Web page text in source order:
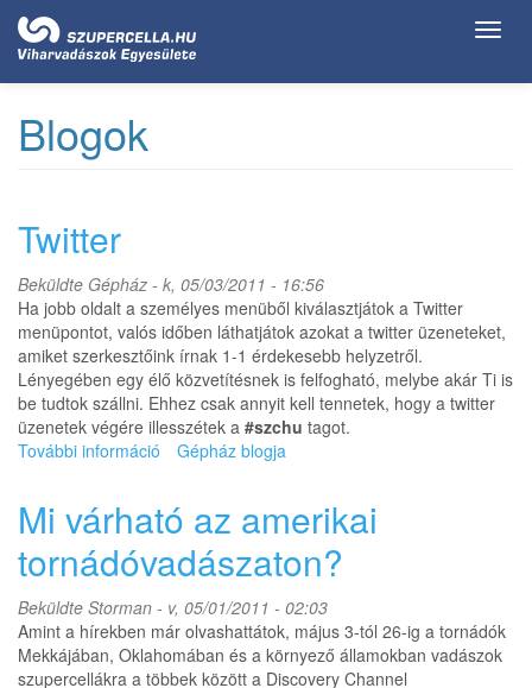
Ugrás
tartalomra
Blogok
Twitter
Beküldte Gépház - k, 05/03/2011 - 16:56
Ha jobb oldalt a személyes menüből kiválasztjátok a Twitter
menüpontot, valós időben láthatjátok azokat a twitter üzeneteket,
amiket szerkesztőink írnak 1-1 érdekesebb helyzetről.
Lényegében egy élő közvetítésnek is felfogható, melybe akár Ti is
be tudtok szállni. Ehhez csak annyit kell tennetek, hogy a twitter
üzenetek végére illesszétek a #szchu tagot.
További információ Twitter
Gépház blogja
Mi várható az amerikai
tornádóvadászaton?
Beküldte Storman - v, 05/01/2011 - 02:03
Amint a hírekben már olvashattátok, május 3-tól 26-ig a tornádók
Mekkájában, Oklahomában és a környező államokban vadászok
szupercellákra a többek között a Discovery Channel